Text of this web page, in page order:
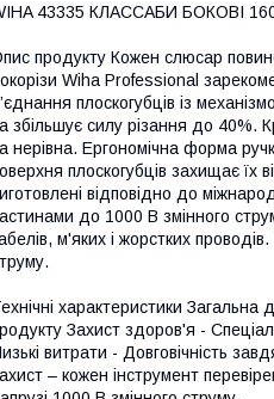
43335 КЛАССАБИ БОКОВІ
продукту Кожен слюсар
Wiha Professional
плоскогубців із
збільшує силу різання до 40%.
нерівна. Ергономічна форма
плоскогубців захищає їх
відповідно до
до 1000 В змінного
м'яких і жорстких
характеристики
Захист здоров'я -
витрати - Довговічність
– кожен інструмент